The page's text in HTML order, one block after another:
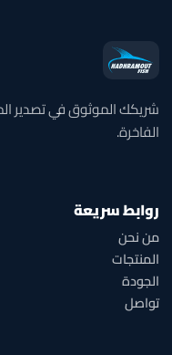
شريكك الموثوق في تصدير
الفاخرة.
روابط سريعة
من نحن
المنتجات
الجودة
تواصل